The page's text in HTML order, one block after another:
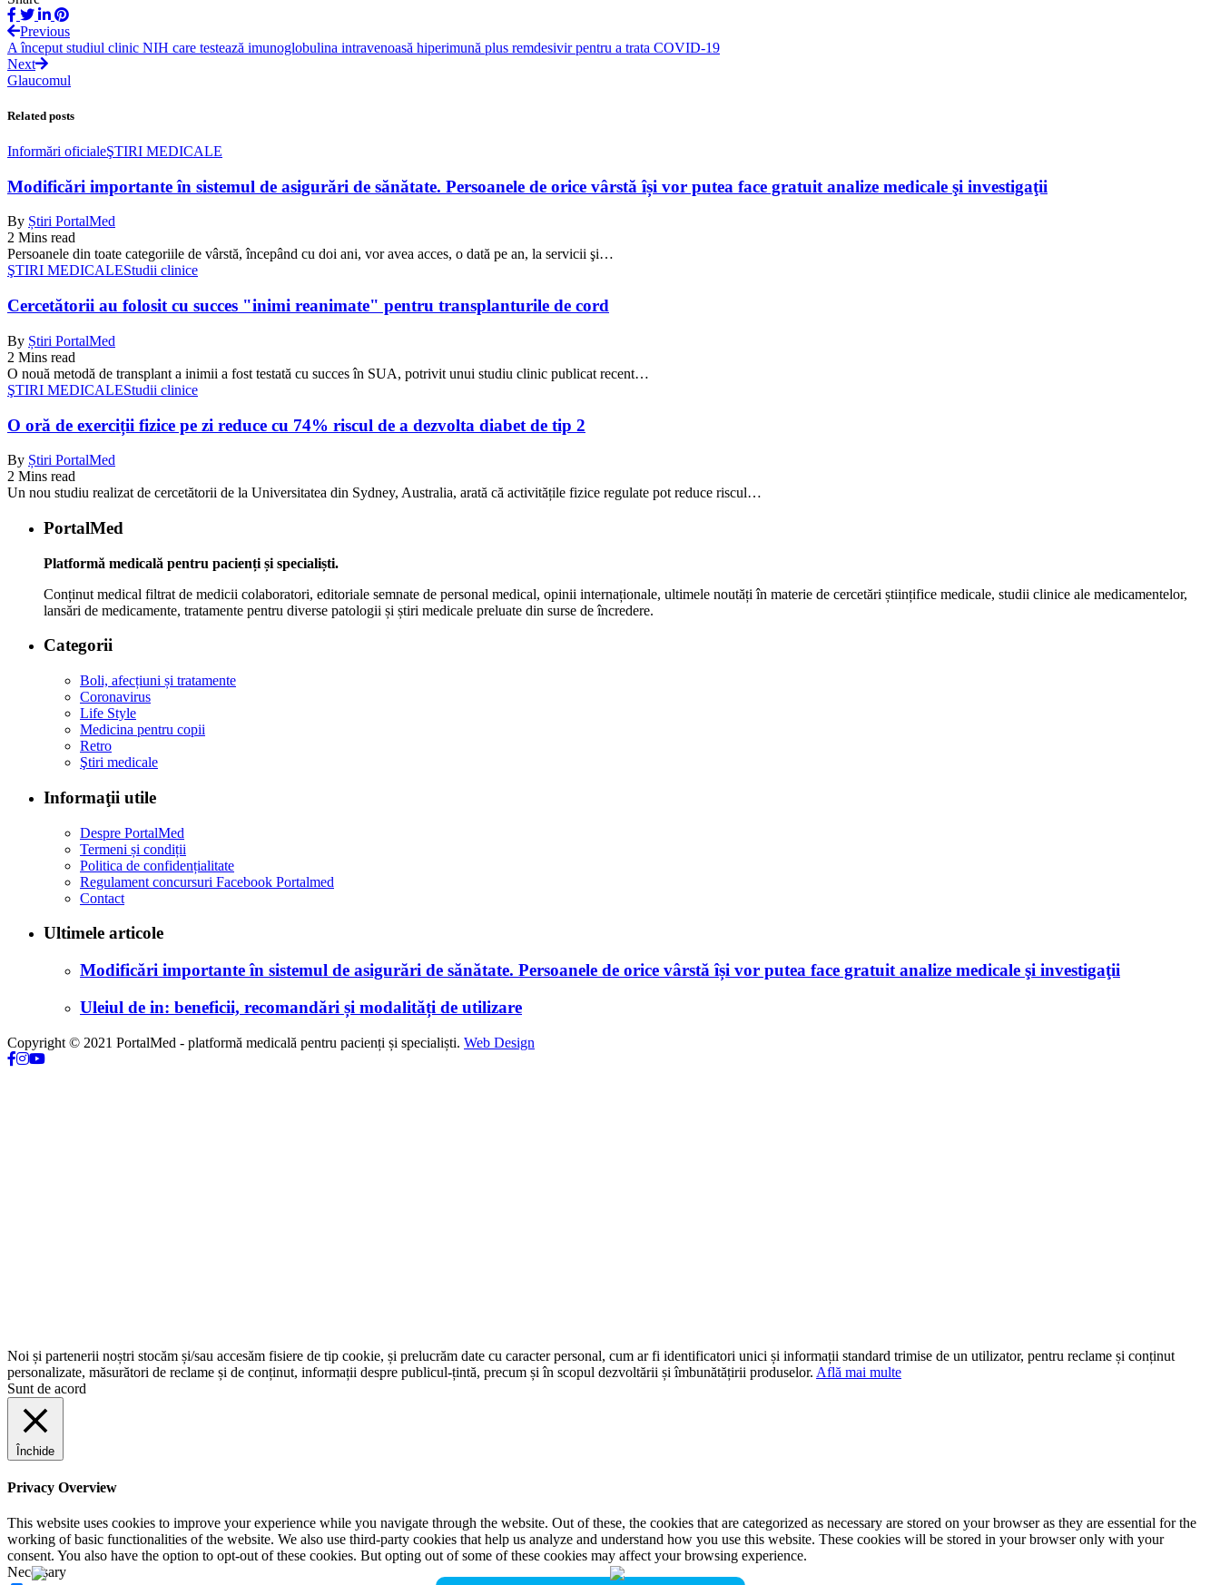
Previous
A început studiul clinic NIH care testează imunoglobulina intravenoasă hiperimună plus remdesivir pentru a trata COVID-19
Next
Glaucomul
Related posts
Informări oficialeŞTIRI MEDICALE
Modificări importante în sistemul de asigurări de sănătate. Persoanele de orice vârstă își vor putea face gratuit analize medicale şi investigaţii
By Știri PortalMed
2 Mins read
Persoanele din toate categoriile de vârstă, începând cu doi ani, vor avea acces, o dată pe an, la servicii şi…
ŞTIRI MEDICALEStudii clinice
Cercetătorii au folosit cu succes "inimi reanimate" pentru transplanturile de cord
By Știri PortalMed
2 Mins read
O nouă metodă de transplant a inimii a fost testată cu succes în SUA, potrivit unui studiu clinic publicat recent…
ŞTIRI MEDICALEStudii clinice
O oră de exerciții fizice pe zi reduce cu 74% riscul de a dezvolta diabet de tip 2
By Știri PortalMed
2 Mins read
Un nou studiu realizat de cercetătorii de la Universitatea din Sydney, Australia, arată că activitățile fizice regulate pot reduce riscul…
PortalMed
Platformă medicală pentru pacienți și specialiști.
Conținut medical filtrat de medicii colaboratori, editoriale semnate de personal medical, opinii internaționale, ultimele noutăți în materie de cercetări științifice medicale, studii clinice ale medicamentelor,
lansări de medicamente, tratamente pentru diverse patologii și știri medicale preluate din surse de încredere.
Categorii
Boli, afecțiuni și tratamente
Coronavirus
Life Style
Medicina pentru copii
Retro
Ştiri medicale
Informaţii utile
Despre PortalMed
Termeni și condiții
Politica de confidențialitate
Regulament concursuri Facebook Portalmed
Contact
Ultimele articole
Modificări importante în sistemul de asigurări de sănătate. Persoanele de orice vârstă își vor putea face gratuit analize medicale şi investigaţii
Uleiul de in: beneficii, recomandări și modalități de utilizare
Copyright © 2021 PortalMed - platformă medicală pentru pacienți și specialiști. Web Design
Noi și partenerii noștri stocăm și/sau accesăm fisiere de tip cookie, și prelucrăm date cu caracter personal, cum ar fi identificatori unici și informații standard trimise de un utilizator, pentru reclame și conținut
personalizate, măsurători de reclame și de conținut, informații despre publicul-țintă, precum și în scopul dezvoltării și îmbunătățirii produselor. Află mai multe
Sunt de acord
Închide
Privacy Overview
This website uses cookies to improve your experience while you navigate through the website. Out of these, the cookies that are categorized as necessary are stored on your browser as they are essential for the
working of basic functionalities of the website. We also use third-party cookies that help us analyze and understand how you use this website. These cookies will be stored in your browser only with your
consent. You also have the option to opt-out of these cookies. But opting out of some of these cookies may affect your browsing experience.
Necessary